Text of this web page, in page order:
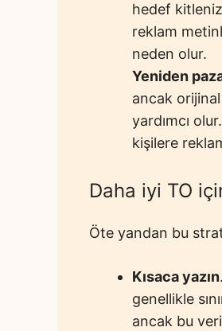
hedef
reklam
neden olur.
Yeniden
ancak orijinal
yardımcı
kişilere
Daha iyi TO
Öte yandan bu
Kısaca yazın
genellikle
ancak bu